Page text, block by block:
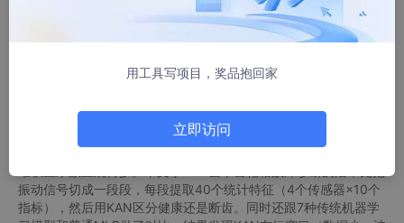
在工业设备故障诊断中，我们通常从振动信号里提取一堆统计特征
（比如均值、峰值、峭度等），然后扔给一个分类器判断设备是好
是坏。传统的分类器要么是黑盒（如神经网络），要么虽然解释性
Arnold Network（KAN）的新网络，它和普通神经网络不一样：
的激活函数放在边上，用B样条曲线来表示。这样一来，训练结束
后，你就能直接看到每个输入特征对输出是怎么影响的——画出来
振动信号切成一段段，每段提取40个统计特征（4个传感器×10个
指标），然后用KAN区分健康还是断齿。同时还跟7种传统机器学
用工具写项目，奖品抱回家
立即访问